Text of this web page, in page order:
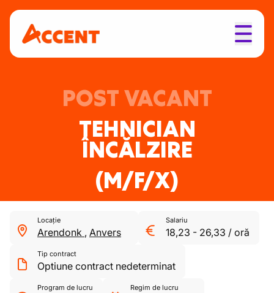
POST VACANT
TEHNICIAN
ÎNCĂLZIRE
(M/F/X)
Locație
Arendonk , Anvers
Salariu
18,23 - 26,33 / oră
Tip contract
Optiune contract nedeterminat
Program de lucru Regim de lucru